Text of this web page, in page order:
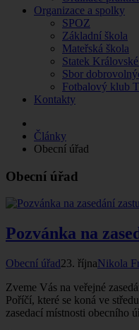
Organizace a spolky
SPOZ
Základní škola
Mateřská škola
Statek
Sbor
Fotbalový klub
Kontakty
Články
Obecní úřad
Obecní úřad
Pozvánka na
Obecní úřad23. říjnaNikola
Zveme Vás na veřejné
Poříčí, které se koná ve
zasedací místnosti obecního